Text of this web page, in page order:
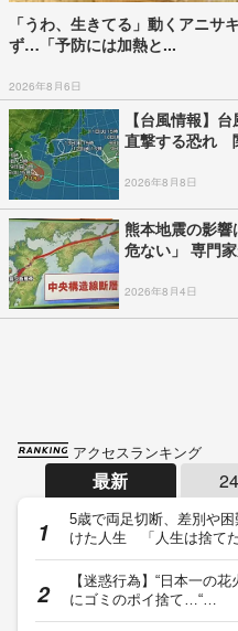
「うわ、生きてる」動くアニ
ず…「予防には加熱と...
2026年8月6日
【台風情報】
直撃する恐れ
2026年8月8日
熊本地震の影響
危ない」 専門
2026年8月4日
アクセスランキング
最新
5歳で両足切断、差別や
けた人生 「人生は捨て
【迷惑行為】“日本一の
にゴミのポイ捨て…“…